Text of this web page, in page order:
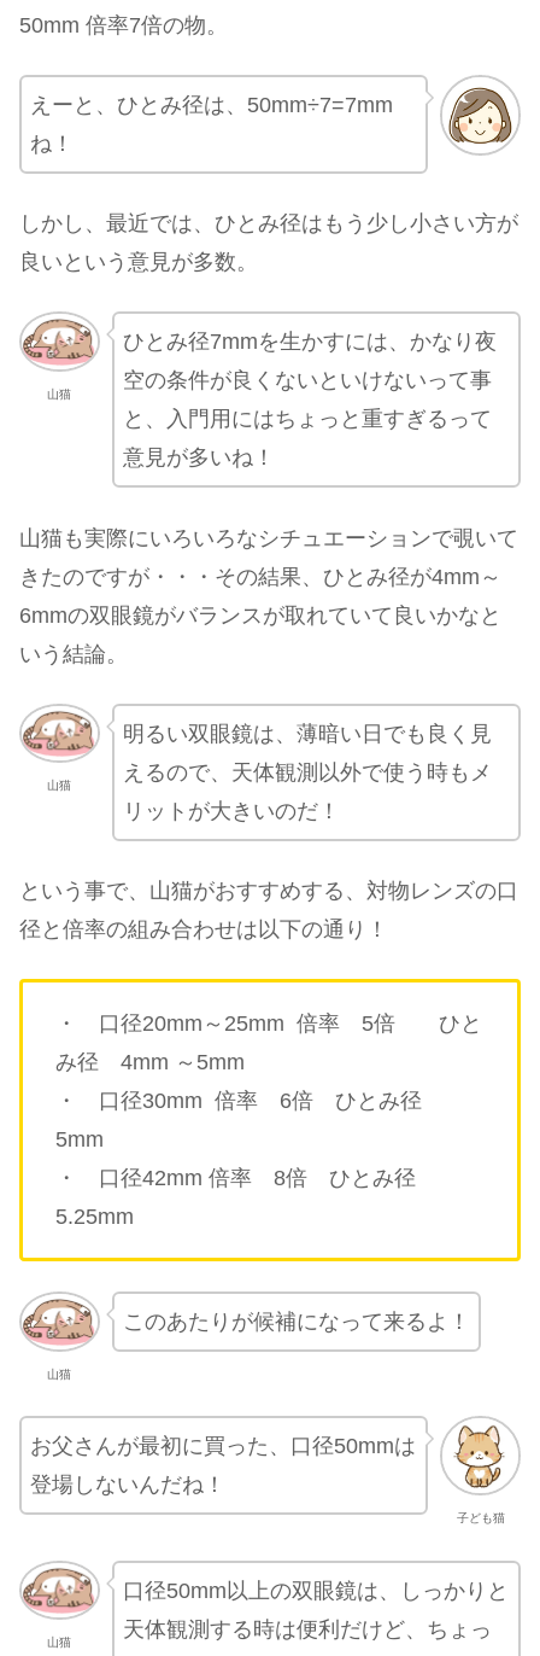
50mm 倍率7倍の物。
えーと、ひとみ径は、50mm÷7=7mm
ね！
しかし、最近では、ひとみ径はもう少し小さい方が
良いという意見が多数。
山猫
ひとみ径7mmを生かすには、かなり夜
空の条件が良くないといけないって事
と、入門用にはちょっと重すぎるって
意見が多いね！
山猫も実際にいろいろなシチュエーションで覗いて
きたのですが・・・その結果、ひとみ径が4mm～
6mmの双眼鏡がバランスが取れていて良いかなと
いう結論。
山猫
明るい双眼鏡は、薄暗い日でも良く見
えるので、天体観測以外で使う時もメ
リットが大きいのだ！
という事で、山猫がおすすめする、対物レンズの口
径と倍率の組み合わせは以下の通り！
・ 口径20mm～25mm 倍率 5倍 ひと
み径 4mm ～5mm
・ 口径30mm 倍率 6倍 ひとみ径
5mm
・ 口径42mm 倍率 8倍 ひとみ径
5.25mm
山猫
このあたりが候補になって来るよ！
子ども猫
お父さんが最初に買った、口径50mmは
登場しないんだね！
山猫
口径50mm以上の双眼鏡は、しっかりと
天体観測する時は便利だけど、ちょっ